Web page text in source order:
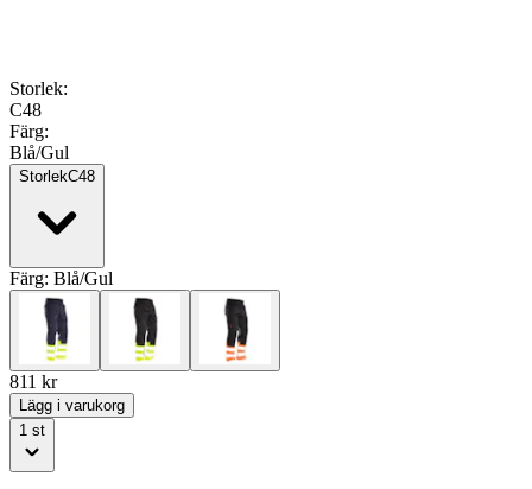
Storlek:
C48
Färg:
Blå/Gul
StorlekC48
Färg: Blå/Gul
811 kr
Lägg i varukorg
1 st